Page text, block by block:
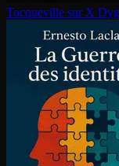
Tocqueville sur X